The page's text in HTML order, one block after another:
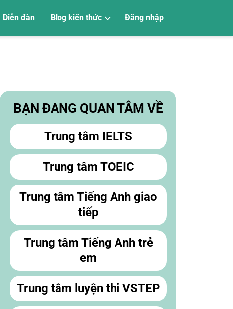
Diễn đàn Blog kiến thức Đăng nhập
BẠN ĐANG QUAN TÂM VỀ
Trung tâm IELTS
Trung tâm TOEIC
Trung tâm Tiếng Anh giao
tiếp
Trung tâm Tiếng Anh trẻ
em
Trung tâm luyện thi VSTEP